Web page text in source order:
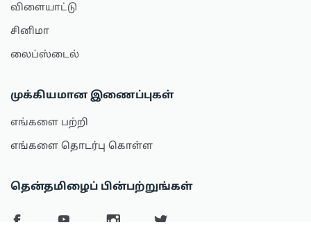
விளையாட்டு
சினிமா
லைப்ஸ்டைல்
முக்கியமான இணைப்புகள்
எங்களை பற்றி
எங்களை தொடர்பு கொள்ள
தென்தமிழைப் பின்பற்றுங்கள்